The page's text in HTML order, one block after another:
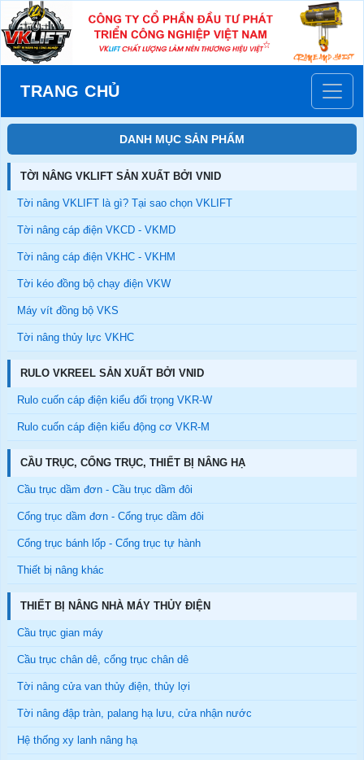
TRANG CHỦ
DANH MỤC SẢN PHẨM
TỜI NÂNG VKLIFT SẢN XUẤT BỞI VNID
Tời nâng VKLIFT là gì? Tại sao chọn VKLIFT
Tời nâng cáp điện VKCD - VKMD
Tời nâng cáp điện VKHC - VKHM
Tời kéo đồng bộ chạy điện VKW
Máy vít đồng bộ VKS
Tời nâng thủy lực VKHC
RULO VKREEL SẢN XUẤT BỞI VNID
Rulo cuốn cáp điện kiểu đối trọng VKR-W
Rulo cuốn cáp điện kiểu động cơ VKR-M
CẦU TRỤC, CỔNG TRỤC, THIẾT BỊ NÂNG HẠ
Cầu trục dầm đơn - Cầu trục dầm đôi
Cổng trục dầm đơn - Cổng trục dầm đôi
Cổng trục bánh lốp - Cổng trục tự hành
Thiết bị nâng khác
THIẾT BỊ NÂNG NHÀ MÁY THỦY ĐIỆN
Cầu trục gian máy
Cầu trục chân dê, cổng trục chân dê
Tời nâng cửa van thủy điện, thủy lợi
Tời nâng đập tràn, palang hạ lưu, cửa nhận nước
Hệ thống xy lanh nâng hạ